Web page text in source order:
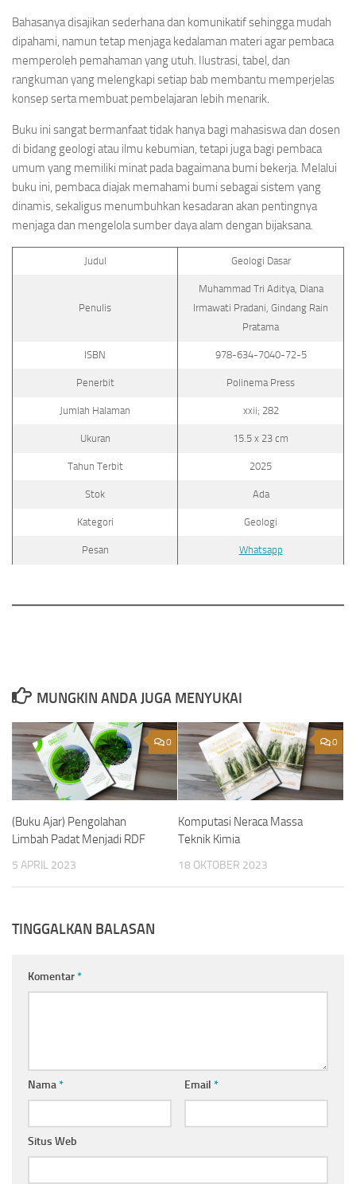
Bahasanya disajikan sederhana dan komunikatif sehingga mudah
dipahami, namun tetap menjaga kedalaman materi agar pembaca
memperoleh pemahaman yang utuh. Ilustrasi, tabel, dan
rangkuman yang melengkapi setiap bab membantu memperjelas
konsep serta membuat pembelajaran lebih menarik.
Buku ini sangat bermanfaat tidak hanya bagi mahasiswa dan dosen
di bidang geologi atau ilmu kebumian, tetapi juga bagi pembaca
umum yang memiliki minat pada bagaimana bumi bekerja. Melalui
buku ini, pembaca diajak memahami bumi sebagai sistem yang
dinamis, sekaligus menumbuhkan kesadaran akan pentingnya
menjaga dan mengelola sumber daya alam dengan bijaksana.
Judul Geologi Dasar
Penulis
Muhammad Tri Aditya, Diana
Irmawati Pradani, Gindang Rain
Pratama
ISBN 978-634-7040-72-5
Penerbit Polinema Press
Jumlah Halaman xxii; 282
Ukuran 15.5 x 23 cm
Tahun Terbit 2025
Stok Ada
Kategori Geologi
Pesan Whatsapp
MUNGKIN ANDA JUGA MENYUKAI
0
(Buku Ajar) Pengolahan
Limbah Padat Menjadi RDF
5 APRIL 2023
0
Komputasi Neraca Massa
Teknik Kimia
18 OKTOBER 2023
TINGGALKAN BALASAN
Komentar*
Nama* Email *
Situs Web